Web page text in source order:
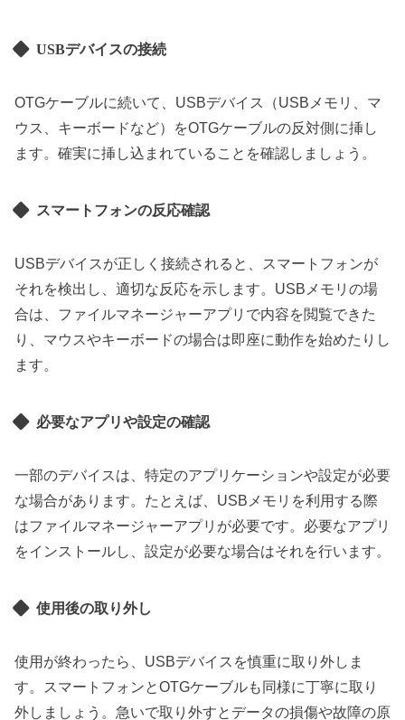
USBデバイスの接続
OTGケーブルに続いて、USBデバイス（USBメモリ、マ
ウス、キーボードなど）をOTGケーブルの反対側に挿し
ます。確実に挿し込まれていることを確認しましょう。
スマートフォンの反応確認
USBデバイスが正しく接続されると、スマートフォンが
それを検出し、適切な反応を示します。USBメモリの場
合は、ファイルマネージャーアプリで内容を閲覧できた
り、マウスやキーボードの場合は即座に動作を始めたりし
ます。
必要なアプリや設定の確認
一部のデバイスは、特定のアプリケーションや設定が必要
な場合があります。たとえば、USBメモリを利用する際
はファイルマネージャーアプリが必要です。必要なアプリ
をインストールし、設定が必要な場合はそれを行います。
使用後の取り外し
使用が終わったら、USBデバイスを慎重に取り外しま
す。スマートフォンとOTGケーブルも同様に丁寧に取り
外しましょう。急いで取り外すとデータの損傷や故障の原